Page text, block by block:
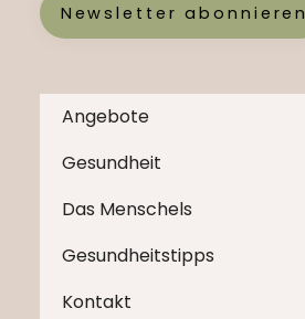
Newsletter abonnieren
Angebote
Gesundheit
Das Menschels
Gesundheitstipps
Kontakt